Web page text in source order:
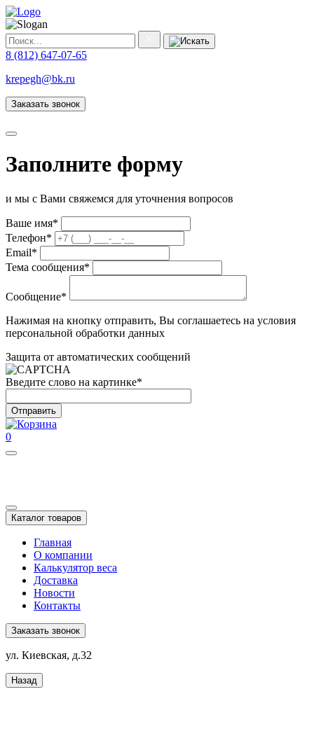
8 (812) 647-07-65
krepegh@bk.ru
Заказать звонок
Заполните форму
и мы с Вами свяжемся для уточнения вопросов
Ваше имя*
Телефон*
Email*
Тема сообщения*
Сообщение*
Нажимая на кнопку отправить, Вы соглашаетесь на условия
персональной обработки данных
Защита от автоматических сообщений
Введите слово на картинке*
0
Каталог товаров
Главная
О компании
Калькулятор веса
Доставка
Новости
Контакты
Заказать звонок
ул. Киевская, д.32
Назад